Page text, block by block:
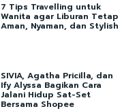
7 Tips Travelling untuk
Wanita agar Liburan Tetap
Aman, Nyaman, dan Stylish
SIVIA, Agatha Pricilla, dan
Ify Alyssa Bagikan Cara
Jalani Hidup Sat-Set
Bersama Shopee